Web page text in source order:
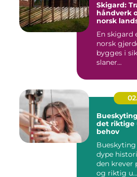
Skigard:
håndverk
norsk
En skigard
norsk
bygges i
slaner...
det riktige
behov
dype
den krever
og riktig u...